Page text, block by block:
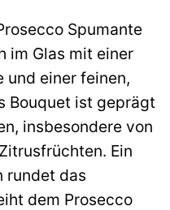
Spumante
im Glas mit einer
und einer feinen,
Bouquet ist geprägt
insbesondere von
Ein
rundet das
dem Prosecco